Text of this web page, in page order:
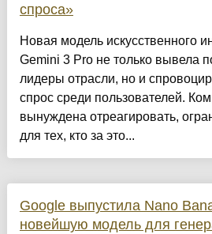
спроса»
Новая модель искусственного
Gemini 3 Pro не только вывела
лидеры отрасли, но и
спрос среди пользователей.
вынуждена отреагировать,
для тех, кто за это...
Google выпустила Nano
новейшую модель для